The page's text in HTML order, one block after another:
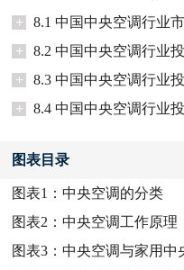
+
8.1 中国中央空调行业
+
8.2 中国中央空调行业
+
8.3 中国中央空调行业
+
8.4 中国中央空调行业
图表目录
图表1：中央空调的分类
图表2：中央空调工作原理
图表3：中央空调与家用中